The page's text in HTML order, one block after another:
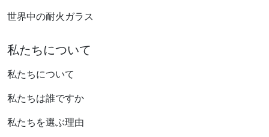
世界中の耐火ガラス
私たちについて
私たちについて
私たちは誰ですか
私たちを選ぶ理由